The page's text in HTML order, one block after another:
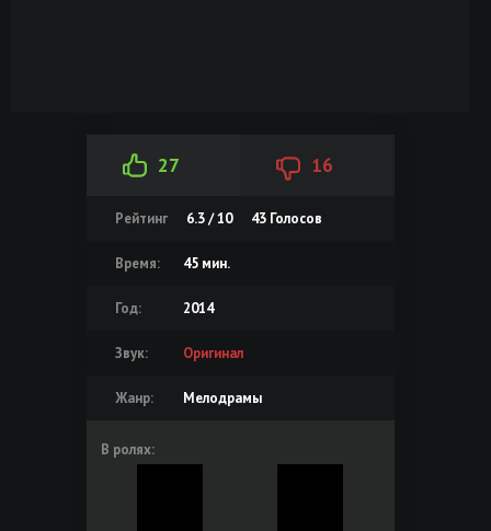
27 16
Рейтинг 6.3 / 10 43Голосов
Время: 45 мин.
Год: 2014
Звук: Оригинал
Жанр: Мелодрамы
В ролях: